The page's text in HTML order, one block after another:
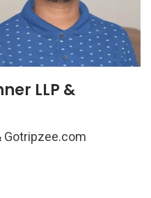
LLP &
Gotripzee.com